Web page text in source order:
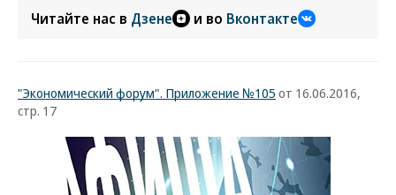
Читайте нас в Дзене и во Вконтакте
"Экономический форум". Приложение №105 от 16.06.2016,
стр. 17